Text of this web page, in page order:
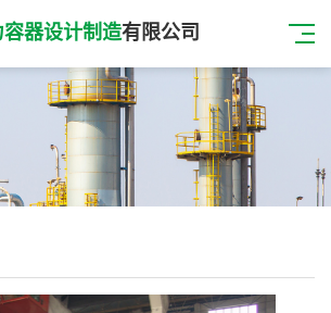
容器设计制造有限公司